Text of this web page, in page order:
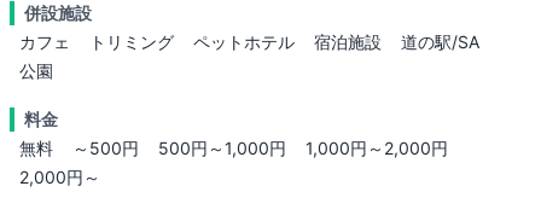
併設施設
カフェ
トリミング ペットホテル 宿泊施設
道の駅/SA
公園
料金
無料
～500円 500円～1,000円
1,000円～2,000円
2,000円～